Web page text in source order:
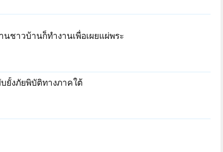
ชาวบ้านก็ทำงานเพื่อเผยแผ่พระ
ยั้งภัยพิบัติทางภาคใต้